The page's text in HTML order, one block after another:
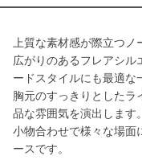
上質な素材感が際立つ
広がりのあるフレアシル
ードスタイルにも最適な
胸元のすっきりとしたラ
品な雰囲気を演出します。
小物合わせで様々な場面
ースです。